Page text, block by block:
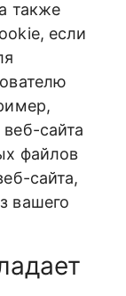
также
если
сайта
файлов
сайта,
вашего